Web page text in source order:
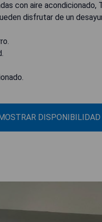
con aire acondicionado,
disfrutar de un
DISPONIBILIDAD